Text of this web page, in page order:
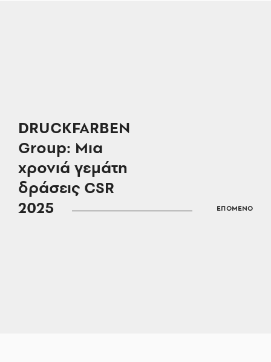
DRUCKFARBEN
Group: Μια
χρονιά γεμάτη
δράσεις CSR
2025
ΕΠΟΜΕΝΟ